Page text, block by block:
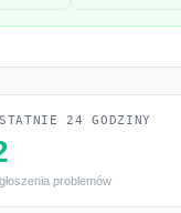
24 GODZINY
problemów